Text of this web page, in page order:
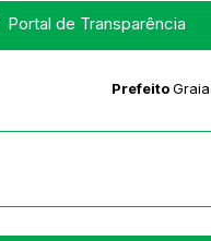
Portal de Transparência
Prefeito